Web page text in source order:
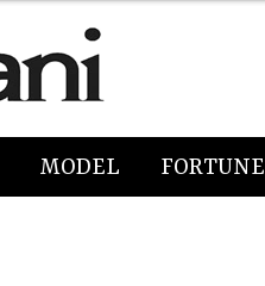
MODEL FORTUNE